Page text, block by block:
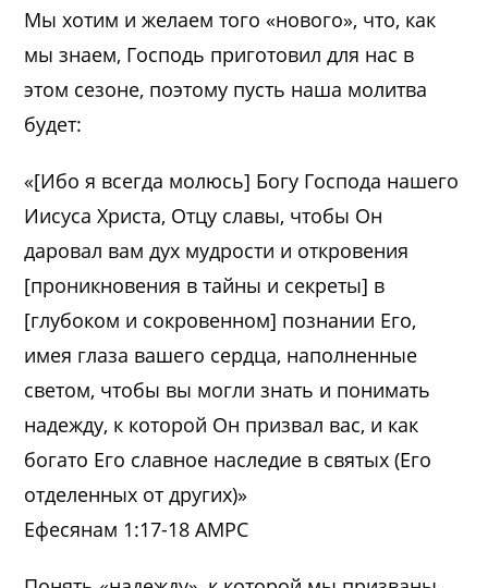
Мы хотим и желаем того «нового», что, как
мы знаем, Господь приготовил для нас в
этом сезоне, поэтому пусть наша молитва
будет:
«[Ибо я всегда молюсь] Богу Господа нашего
Иисуса Христа, Отцу славы, чтобы Он
даровал вам дух мудрости и откровения
[проникновения в тайны и секреты] в
[глубоком и сокровенном] познании Его,
имея глаза вашего сердца, наполненные
светом, чтобы вы могли знать и понимать
надежду, к которой Он призвал вас, и как
богато Его славное наследие в святых (Его
отделенных от других)»
Ефесянам 1:17-18 AMPC